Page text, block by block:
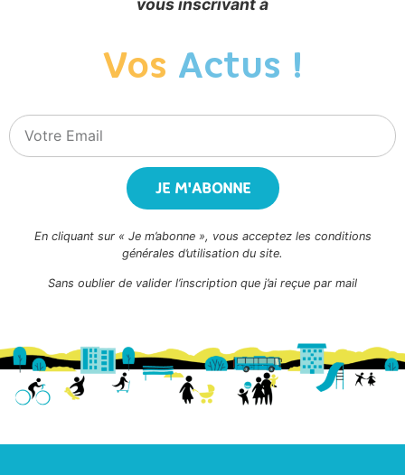
Vos Actus !
JE M'ABONNE
En cliquant sur « Je m’abonne », vous acceptez les conditions
générales d’utilisation du site.
Sans oublier de valider l’inscription que j’ai reçue par mail